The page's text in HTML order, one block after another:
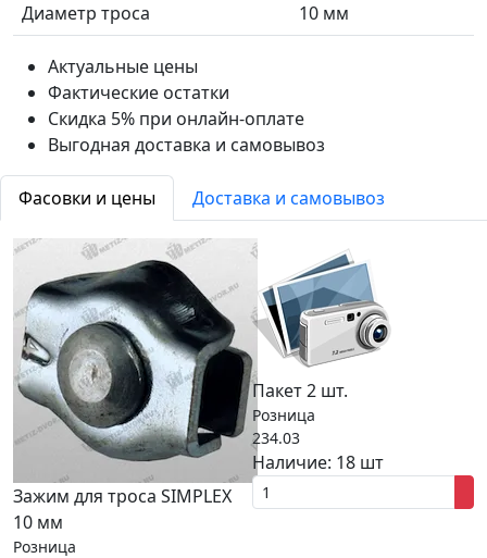
Диаметр троса
10 мм
Актуальные цены
Фактические остатки
Скидка 5% при онлайн-оплате
Выгодная доставка и самовывоз
Фасовки и цены Доставка и самовывоз
Зажим для троса SIMPLEX
10 мм
Розница
Пакет 2 шт.
Розница
234.03
Наличие: 18 шт